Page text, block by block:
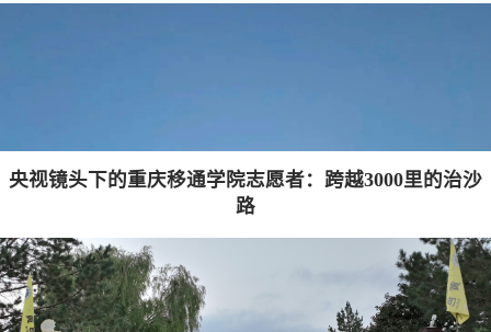
央视镜头下的重庆移通学院志愿者：跨越3000里的治沙
路